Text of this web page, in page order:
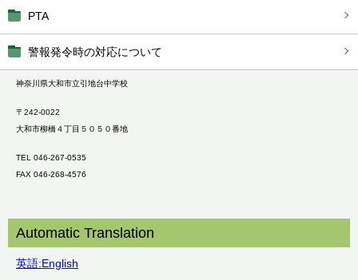
PTA
警報発令時の対応について
神奈川県大和市立引地台中学校
〒242-0022
大和市柳橋４丁目５０５０番地
TEL 046-267-0535
FAX 046-268-4576
Automatic Translation
英語:English